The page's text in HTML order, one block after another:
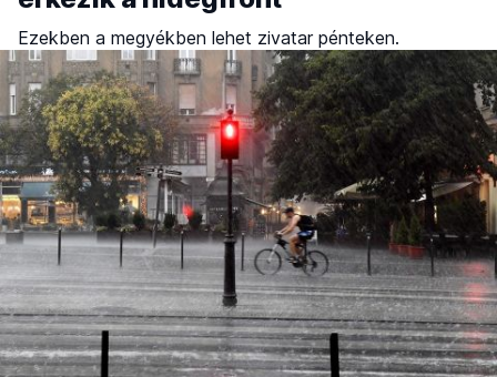
Ezekben a megyékben lehet zivatar pénteken.